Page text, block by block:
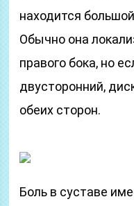
находится
Обычно она
правого бока, но
двусторонний,
обеих сторон.
Боль в суставе